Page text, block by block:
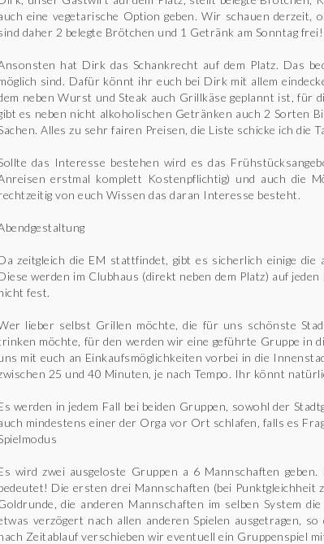
eine vegetarische Option geben. Wir schauen derzeit,
daher 2 belegte Brötchen und 1 Getränk am Sonntag frei!
hat Dirk das Schankrecht auf dem Platz. Das
sind. Dafür könnt ihr euch bei Dirk mit allem
neben Wurst und Steak auch Grillkäse geplannt ist, für
es neben nicht alkoholischen Getränken auch 2 Sorten
Alles zu sehr fairen Preisen, die Liste schicke ich die
das Interesse bestehen wird es das
erstmal komplett Kostenpflichtig) und auch die
von euch Wissen das daran Interesse besteht.
zeitgleich die EM stattfindet, gibt es sicherlich einige
werden im Clubhaus (direkt neben dem Platz) auf
fest.
lieber selbst Grillen möchte, die für uns schönste
möchte, für den werden wir eine geführte Gruppe in
mit euch an Einkaufsmöglichkeiten vorbei in die
25 und 40 Minuten, je nach Tempo. Ihr könnt
werden in jedem Fall bei beiden Gruppen, sowohl der
mindestens einer der Orga vor Ort schlafen, falls es
wird zwei ausgeloste Gruppen a 6 Mannschaften
Die ersten drei Mannschaften (bei Punktgleichheit
die anderen Mannschaften im selben System
verzögert nach allen anderen Spielen ausgetragen,
Zeitablauf verschieben wir eventuell ein Gruppenspiel